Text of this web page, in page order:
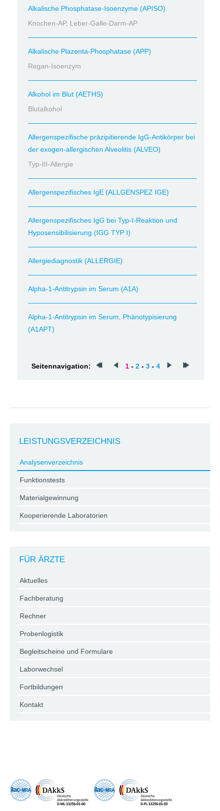
Alkalische Phosphatase-Isoenzyme (APISO)
Knochen-AP, Leber-Galle-Darm-AP
Alkalische Plazenta-Phosphatase (APP)
Regan-Isoenzym
Alkohol im Blut (AETHS)
Blutalkohol
Allergenspezifische präzipitierende IgG-Antikörper bei
der exogen-allergischen Alveolitis (ALVEO)
Typ-III-Allergie
Allergenspezifisches IgE (ALLGENSPEZ IGE)
Allergenspezifisches IgG bei Typ-I-Reaktion und
Hyposensibilisierung (IGG TYP I)
Allergiediagnostik (ALLERGIE)
Alpha-1-Antitrypsin im Serum (A1A)
Alpha-1-Antitrypsin im Serum, Phänotypisierung
(A1APT)
Seitennavigation: 1 - 2 - 3 - 4
LEISTUNGSVERZEICHNIS
Analysenverzeichnis
Funktionstests
Materialgewinnung
Kooperierende Laboratorien
FÜR ÄRZTE
Aktuelles
Fachberatung
Rechner
Probenlogistik
Begleitscheine und Formulare
Laborwechsel
Fortbildungen
Kontakt